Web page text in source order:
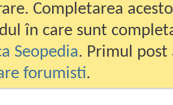
Completarea
în care sunt
Seopedia. Primul
forumisti.